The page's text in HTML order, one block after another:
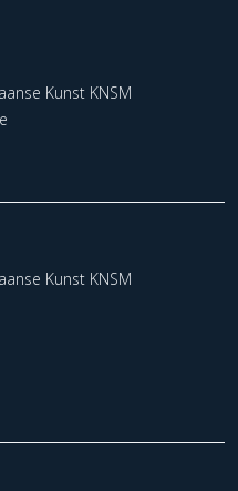
Kunst KNSM
Kunst KNSM